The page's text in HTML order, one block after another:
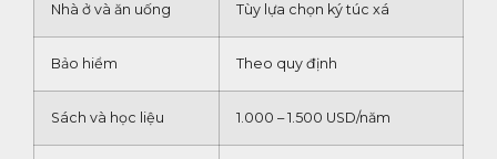
Nhà ở và ăn uống Tùy lựa chọn ký túc xá
Bảo hiểm Theo quy định
Sách và học liệu 1.000 – 1.500 USD/năm